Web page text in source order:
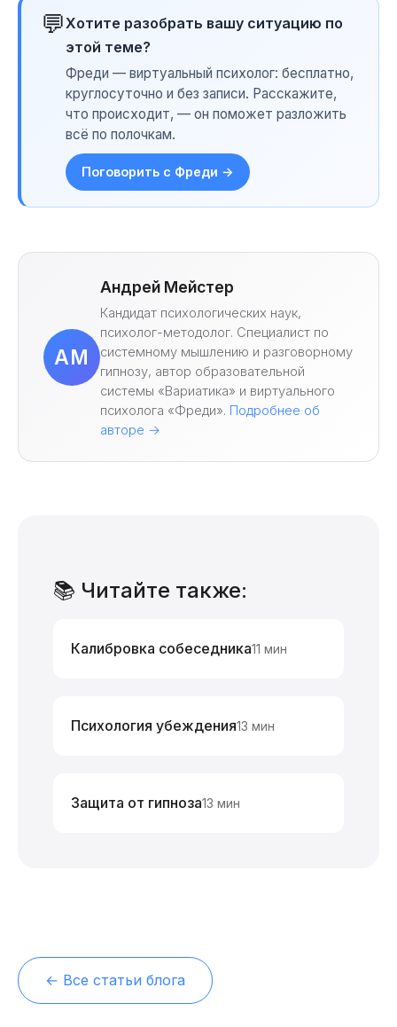
💬Хотите разобрать вашу ситуацию по
этой теме?
Фреди — виртуальный психолог: бесплатно,
круглосуточно и без записи. Расскажите,
что происходит, — он поможет разложить
всё по полочкам.
Поговорить с Фреди →
АМ
Андрей Мейстер
Кандидат психологических наук,
психолог-методолог. Специалист по
системному мышлению и разговорному
гипнозу, автор образовательной
системы «Вариатика» и виртуального
психолога «Фреди». Подробнее об
авторе →
📚 Читайте также:
Калибровка собеседника11 мин
Психология убеждения13 мин
Защита от гипноза13 мин
← Все статьи блога